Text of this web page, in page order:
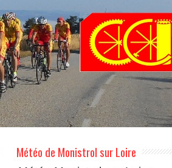
Météo de Monistrol sur Loire